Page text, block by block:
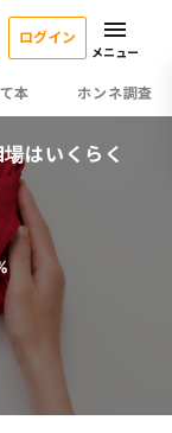
本 ホンネ調査
ログイン
メニュー
はいくらく